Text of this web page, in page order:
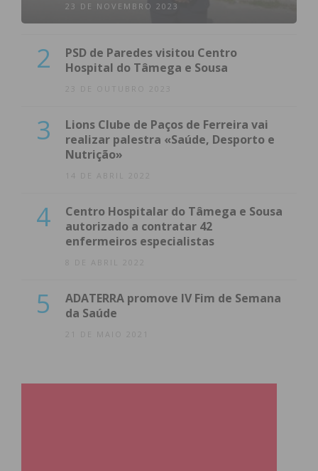
23 DE NOVEMBRO 2023
2
PSD de Paredes visitou Centro
Hospital do Tâmega e Sousa
23 DE OUTUBRO 2023
3
Lions Clube de Paços de Ferreira vai
realizar palestra «Saúde, Desporto e
Nutrição»
14 DE ABRIL 2022
4
Centro Hospitalar do Tâmega e Sousa
autorizado a contratar 42
enfermeiros especialistas
8 DE ABRIL 2022
5
ADATERRA promove IV Fim de Semana
da Saúde
21 DE MAIO 2021